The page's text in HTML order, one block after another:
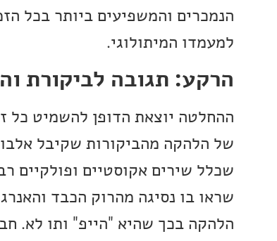
הנמכרים והמשפיעים ביותר בכל
למעמדו המיתולוגי.
הרקע: תגובה לביקורת
ההחלטה יוצאת הדופן להשמיט כל
שכלל שירים אקוסטיים ופולקיים
שראו בו נסיגה מהרוק הכבד
הלהקה בכך שהיא "הייפ" ותו לא.